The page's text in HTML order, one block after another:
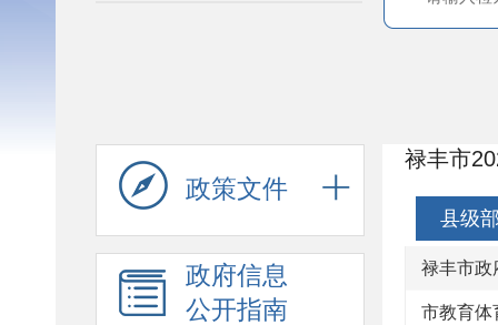
政策文件
政府信息
公开指南
禄丰市
县级
禄丰市政
市教育体